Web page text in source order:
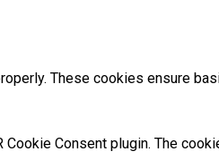
These cookies ensure
Cookie Consent plugin. The